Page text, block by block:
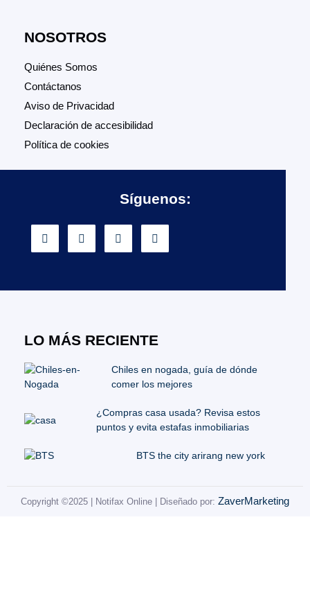
NOSOTROS
Quiénes Somos
Contáctanos
Aviso de Privacidad
Declaración de accesibilidad
Política de cookies
Síguenos:
LO MÁS RECIENTE
Chiles en nogada, guía de dónde
comer los mejores
¿Compras casa usada? Revisa estos
puntos y evita estafas inmobiliarias
BTS the city arirang new york
Copyright ©2025 | Notifax Online | Diseñado por: ZaverMarketing